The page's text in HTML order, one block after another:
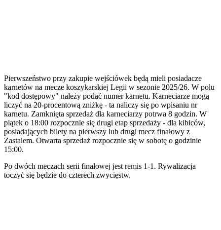
Pierwszeństwo przy zakupie wejściówek będą mieli posiadacze
karnetów na mecze koszykarskiej Legii w sezonie 2025/26. W polu
"kod dostępowy" należy podać numer karnetu. Karneciarze mogą
liczyć na 20-procentową zniżkę - ta naliczy się po wpisaniu nr
karnetu. Zamknięta sprzedaż dla karneciarzy potrwa 8 godzin. W
piątek o 18:00 rozpocznie się drugi etap sprzedaży - dla kibiców,
posiadających bilety na pierwszy lub drugi mecz finałowy z
Zastalem. Otwarta sprzedaż rozpocznie się w sobotę o godzinie
15:00.
Po dwóch meczach serii finałowej jest remis 1-1. Rywalizacja
toczyć się będzie do czterech zwycięstw.